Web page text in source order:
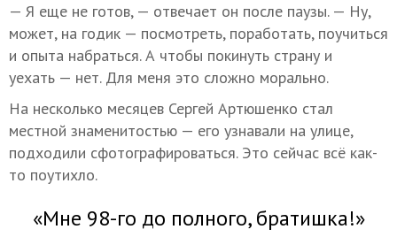
— Я еще не готов, — отвечает он после паузы. — Ну,
может, на годик — посмотреть, поработать, поучиться
и опыта набраться. А чтобы покинуть страну и
уехать — нет. Для меня это сложно морально.
На несколько месяцев Сергей Артюшенко стал
местной знаменитостью — его узнавали на улице,
подходили сфотографироваться. Это сейчас всё как-
то поутихло.
«Мне 98-го до полного, братишка!»